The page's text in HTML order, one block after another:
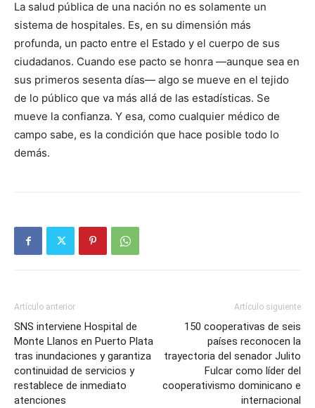
La salud pública de una nación no es solamente un
sistema de hospitales. Es, en su dimensión más
profunda, un pacto entre el Estado y el cuerpo de sus
ciudadanos. Cuando ese pacto se honra —aunque sea en
sus primeros sesenta días— algo se mueve en el tejido
de lo público que va más allá de las estadísticas. Se
mueve la confianza. Y esa, como cualquier médico de
campo sabe, es la condición que hace posible todo lo
demás.
Artículo anterior
SNS interviene Hospital de
Monte Llanos en Puerto Plata
tras inundaciones y garantiza
continuidad de servicios y
restablece de inmediato
atenciones
Artículo siguiente
150 cooperativas de seis
países reconocen la
trayectoria del senador Julito
Fulcar como líder del
cooperativismo dominicano e
internacional